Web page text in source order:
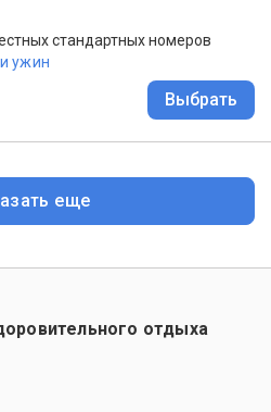
стандартных номеров
ужин
Выбрать
еще
отдыха